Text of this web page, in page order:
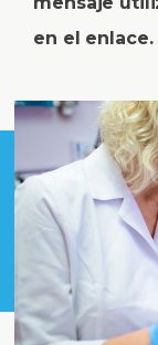
en el enlace.